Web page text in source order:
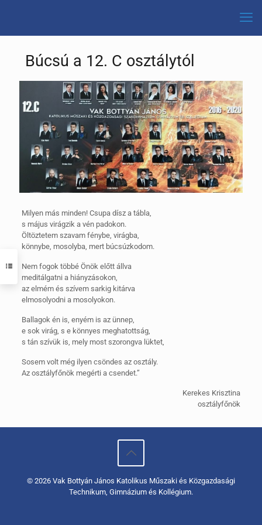
Búcsú a 12. C osztálytól
Milyen más minden! Csupa dísz a tábla,
s május virágzik a vén padokon.
Öltöztetem szavam fénybe, virágba,
könnybe, mosolyba, mert búcsúzkodom.
Nem fogok többé Önök előtt állva
meditálgatni a hiányzásokon,
az elmém és szívem sarkig kitárva
elmosolyodni a mosolyokon.
Ballagok én is, enyém is az ünnep,
e sok virág, s e könnyes meghatottság,
s tán szívük is, mely most szorongva lüktet,
Sosem volt még ilyen csöndes az osztály.
Az osztályfőnök megérti a csendet.”
Kerekes Krisztina
osztályfőnök
© 2026 Vak Bottyán János Katolikus Műszaki és Közgazdasági
Technikum, Gimnázium és Kollégium.